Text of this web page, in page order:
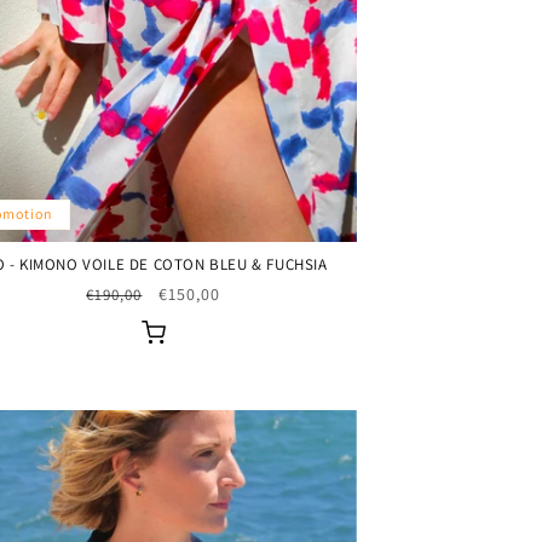
- KIMONO VOILE DE COTON BLEU & FUCHSIA
Prix
habituel
€190,00
Prix
€150,00